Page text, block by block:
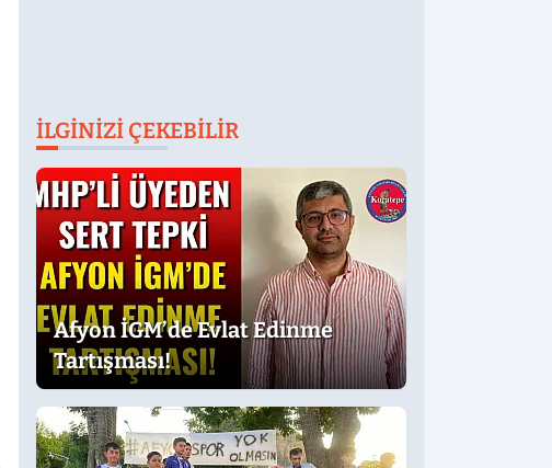
İLGINIZI ÇEKEBILIR
Afyon İGM’de Evlat Edinme
Tartışması!